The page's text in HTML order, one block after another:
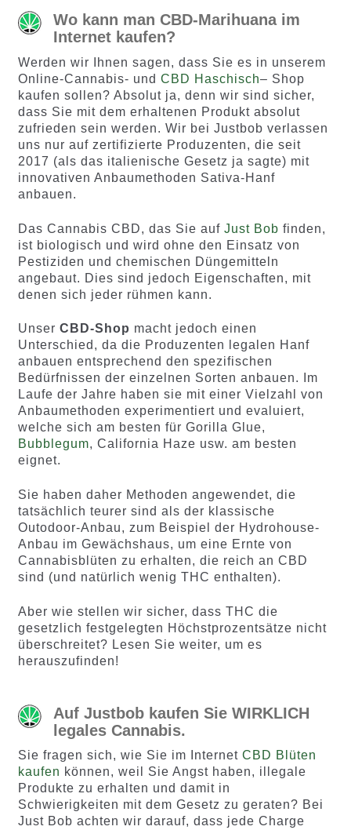
Wo kann man CBD-Marihuana im
Internet kaufen?
Werden wir Ihnen sagen, dass Sie es in unserem
Online-Cannabis- und CBD Haschisch– Shop
kaufen sollen? Absolut ja, denn wir sind sicher,
dass Sie mit dem erhaltenen Produkt absolut
zufrieden sein werden. Wir bei Justbob verlassen
uns nur auf zertifizierte Produzenten, die seit
2017 (als das italienische Gesetz ja sagte) mit
innovativen Anbaumethoden Sativa-Hanf
anbauen.
Das Cannabis CBD, das Sie auf Just Bob finden,
ist biologisch und wird ohne den Einsatz von
Pestiziden und chemischen Düngemitteln
angebaut. Dies sind jedoch Eigenschaften, mit
denen sich jeder rühmen kann.
Unser CBD-Shop macht jedoch einen
Unterschied, da die Produzenten legalen Hanf
anbauen entsprechend den spezifischen
Bedürfnissen der einzelnen Sorten anbauen. Im
Laufe der Jahre haben sie mit einer Vielzahl von
Anbaumethoden experimentiert und evaluiert,
welche sich am besten für Gorilla Glue,
Bubblegum, California Haze usw. am besten
eignet.
Sie haben daher Methoden angewendet, die
tatsächlich teurer sind als der klassische
Outodoor-Anbau, zum Beispiel der Hydrohouse-
Anbau im Gewächshaus, um eine Ernte von
Cannabisblüten zu erhalten, die reich an CBD
sind (und natürlich wenig THC enthalten).
Aber wie stellen wir sicher, dass THC die
gesetzlich festgelegten Höchstprozentsätze nicht
überschreitet? Lesen Sie weiter, um es
herauszufinden!
Auf Justbob kaufen Sie WIRKLICH
legales Cannabis.
Sie fragen sich, wie Sie im Internet CBD Blüten
kaufen können, weil Sie Angst haben, illegale
Produkte zu erhalten und damit in
Schwierigkeiten mit dem Gesetz zu geraten? Bei
Just Bob achten wir darauf, dass jede Charge